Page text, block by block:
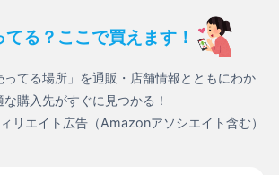
てる？ここで買えます！
てる場所」を通販・店舗情報とともにわか
購入先がすぐに見つかる！
リエイト広告（Amazonアソシエイト含む）